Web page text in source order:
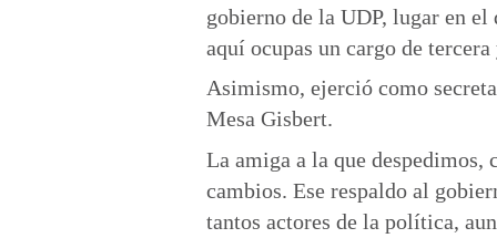
gobierno de la UDP, lugar en
aquí ocupas un cargo de
Asimismo, ejerció como
Mesa Gisbert.
La amiga a la que despedimos,
cambios. Ese respaldo al
tantos actores de la política,